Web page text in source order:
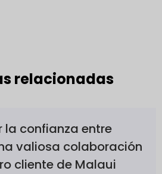
relacionadas
la confianza entre
valiosa colaboración
cliente de Malaui